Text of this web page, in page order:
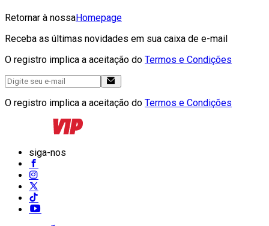
Retornar à nossaHomepage
Receba as últimas novidades em sua caixa de e-mail
O registro implica a aceitação do Termos e Condições
O registro implica a aceitação do Termos e Condições
siga-nos